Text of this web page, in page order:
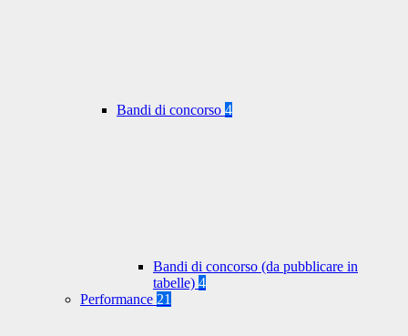
Bandi di concorso 4
Bandi di concorso (da pubblicare in
tabelle) 4
Performance 21